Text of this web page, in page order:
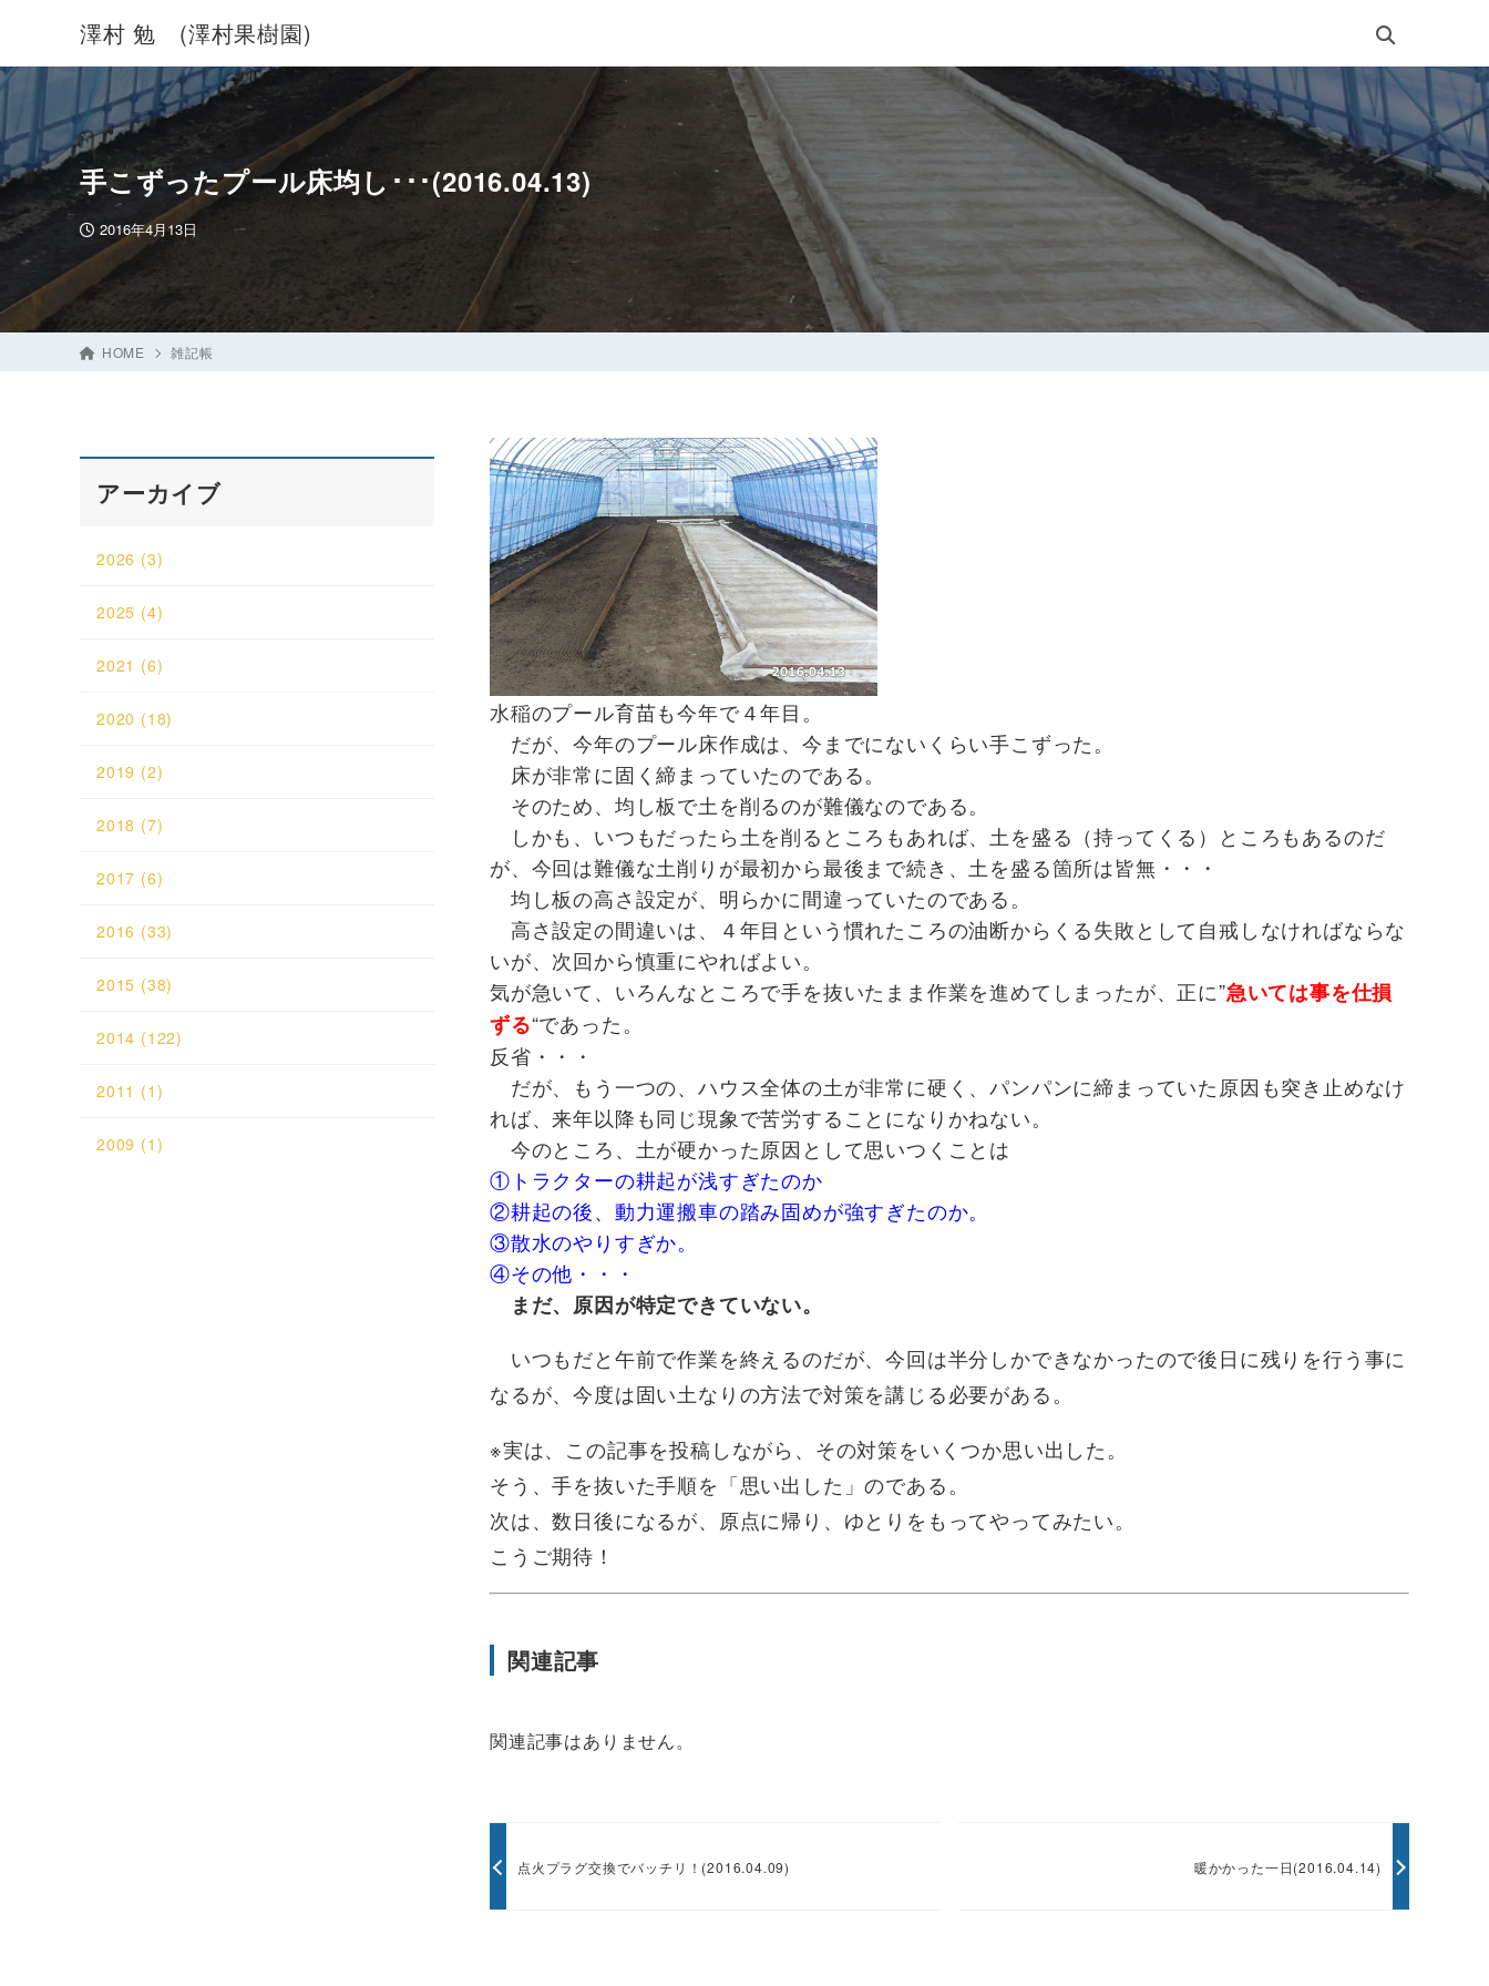
澤村 勉 (澤村果樹園)
手こずったプール床均し･･･(2016.04.13)
2016年4月13日
HOME 雑記帳
水稲のプール育苗も今年で４年目。
だが、今年のプール床作成は、今までにないくらい手こずった。
床が非常に固く締まっていたのである。
そのため、均し板で土を削るのが難儀なのである。
しかも、いつもだったら土を削るところもあれば、土を盛る（持ってくる）ところもあるのだ
が、今回は難儀な土削りが最初から最後まで続き、土を盛る箇所は皆無・・・
均し板の高さ設定が、明らかに間違っていたのである。
高さ設定の間違いは、４年目という慣れたころの油断からくる失敗として自戒しなければならな
いが、次回から慎重にやればよい。
気が急いて、いろんなところで手を抜いたまま作業を進めてしまったが、正に”急いては事を仕損
ずる“であった。
反省・・・
だが、もう一つの、ハウス全体の土が非常に硬く、パンパンに締まっていた原因も突き止めなけ
れば、来年以降も同じ現象で苦労することになりかねない。
今のところ、土が硬かった原因として思いつくことは
①トラクターの耕起が浅すぎたのか
②耕起の後、動力運搬車の踏み固めが強すぎたのか。
③散水のやりすぎか。
④その他・・・
まだ、原因が特定できていない。
いつもだと午前で作業を終えるのだが、今回は半分しかできなかったので後日に残りを行う事に
なるが、今度は固い土なりの方法で対策を講じる必要がある。
※実は、この記事を投稿しながら、その対策をいくつか思い出した。
そう、手を抜いた手順を「思い出した」のである。
次は、数日後になるが、原点に帰り、ゆとりをもってやってみたい。
こうご期待！
関連記事
関連記事はありません。
点火プラグ交換でバッチリ！(2016.04.09) 暖かかった一日(2016.04.14)
アーカイブ
2026 (3)
2025 (4)
2021 (6)
2020 (18)
2019 (2)
2018 (7)
2017 (6)
2016 (33)
2015 (38)
2014 (122)
2011 (1)
2009 (1)